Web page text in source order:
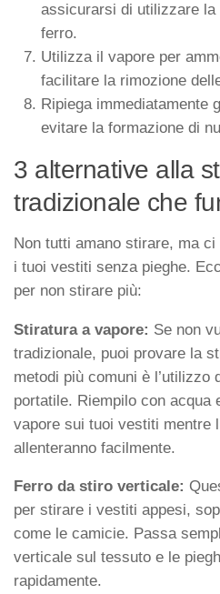
assicurarsi di utilizzare la
ferro.
Utilizza il vapore per
facilitare la rimozione
Ripiega immediatamente
evitare la formazione di
3 alternative alla
tradizionale che
Non tutti amano stirare, ma
i tuoi vestiti senza pieghe.
per non stirare più:
Stiratura a vapore: Se non
tradizionale, puoi provare la
metodi più comuni è l’utilizzo
portatile. Riempilo con acqua
vapore sui tuoi vestiti mentre
allenteranno facilmente.
Ferro da stiro verticale:
per stirare i vestiti appesi,
come le camicie. Passa
verticale sul tessuto e le
rapidamente.